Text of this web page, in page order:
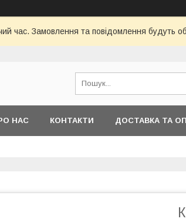
час. Замовлення та повідомлення будуть
НАС КОНТАКТИ ДОСТАВКА ТА